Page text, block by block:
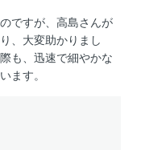
ですが、高島さんが
、大変助かりまし
も、迅速で細やかな
ます。